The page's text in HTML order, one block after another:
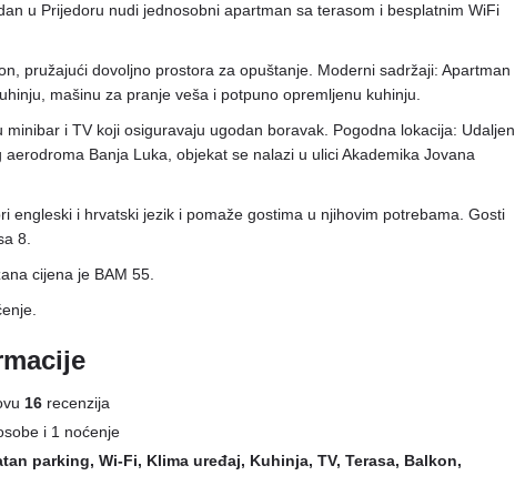
u Prijedoru nudi jednosobni apartman sa terasom i besplatnim WiFi
pružajući dovoljno prostora za opuštanje. Moderni sadržaji: Apartman
mašinu za pranje veša i potpuno opremljenu kuhinju.
minibar i TV koji osiguravaju ugodan boravak. Pogodna lokacija: Udaljen
Banja Luka, objekat se nalazi u ulici Akademika Jovana
engleski i hrvatski jezik i pomaže gostima u njihovim potrebama. Gosti
8.
cijena je BAM 55.
16 recenzija
i 1 noćenje
parking, Wi-Fi, Klima uređaj, Kuhinja, TV, Terasa, Balkon,